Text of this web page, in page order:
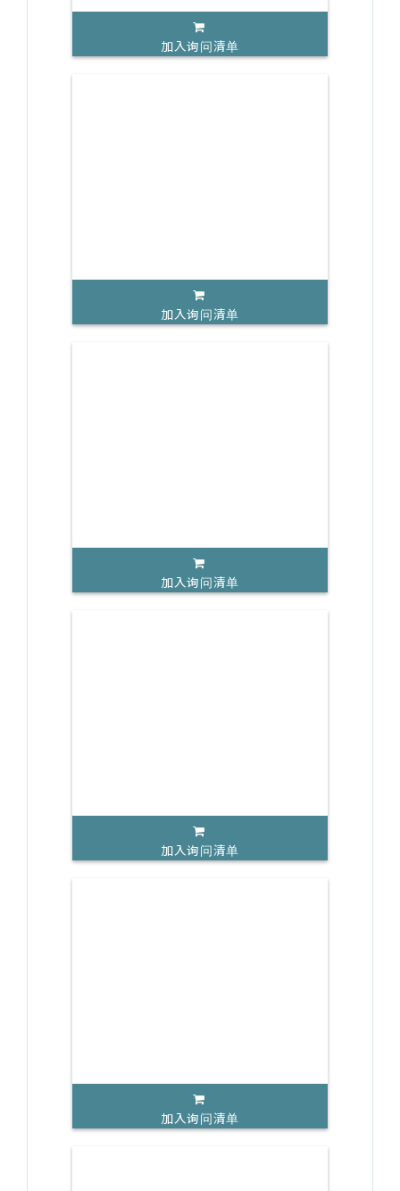
加入询问清单
加入询问清单
加入询问清单
加入询问清单
加入询问清单